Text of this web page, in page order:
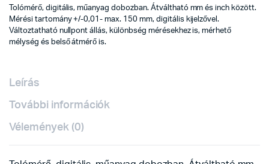
Tolómérő, digitális, műanyag dobozban. Átváltható mm és inch között.
Mérési tartomány +/-0,01- max. 150 mm, digitális kijelzővel.
Változtatható nullpont állás, különbség mérésekhez is, mérhető
mélység és belső átmérő is.
Leírás
További információk
Vélemények (0)